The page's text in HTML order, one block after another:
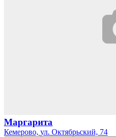
Маргарита
Кемерово, ул. Октябрьский, 74